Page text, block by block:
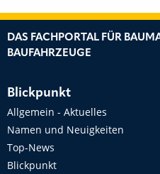
DAS FACHPORTAL FÜR
BAUFAHRZEUGE
Blickpunkt
Allgemein - Aktuelles
Namen und Neuigkeiten
Top-News
Blickpunkt